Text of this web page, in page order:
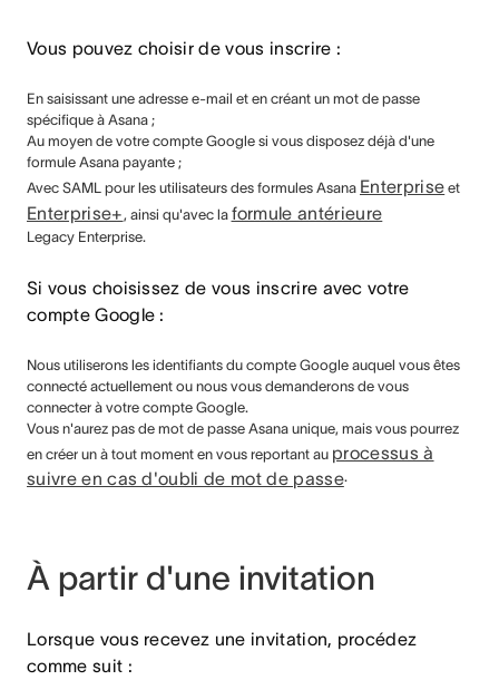
Vous pouvez choisir de vous inscrire :
En saisissant une adresse e-mail et en créant un mot de passe
spécifique à Asana ;
Au moyen de votre compte Google si vous disposez déjà d'une
formule Asana payante ;
Avec SAML pour les utilisateurs des formules Asana Enterprise et
Enterprise+, ainsi qu'avec la formule antérieure
Legacy Enterprise.
Si vous choisissez de vous inscrire avec votre
compte Google :
Nous utiliserons les identifiants du compte Google auquel vous êtes
connecté actuellement ou nous vous demanderons de vous
connecter à votre compte Google.
Vous n'aurez pas de mot de passe Asana unique, mais vous pourrez
en créer un à tout moment en vous reportant au processus à
suivre en cas d'oubli de mot de passe.
À partir d'une invitation
Lorsque vous recevez une invitation, procédez
comme suit :